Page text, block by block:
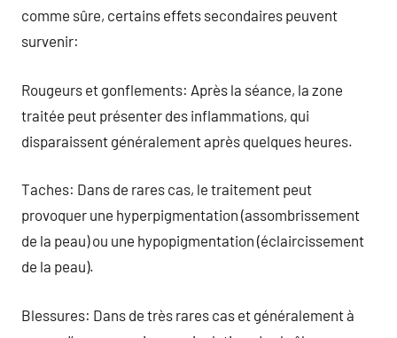
comme sûre, certains effets secondaires peuvent
survenir:
Rougeurs et gonflements: Après la séance, la zone
traitée peut présenter des inflammations, qui
disparaissent généralement après quelques heures.
Taches: Dans de rares cas, le traitement peut
provoquer une hyperpigmentation (assombrissement
de la peau) ou une hypopigmentation (éclaircissement
de la peau).
Blessures: Dans de très rares cas et généralement à